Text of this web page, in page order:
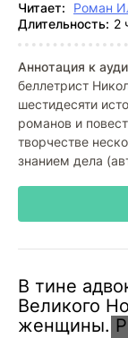
Читает:
Роман
Длительность: 2
Аннотация к
беллетрист
шестидесяти
романов и
творчестве
знанием дела
В тине
Великого
женщины.